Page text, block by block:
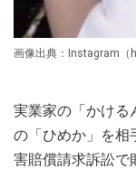
画像出典：Instagram（
実業家の「かける
の「ひめか」を相
害賠償請求訴訟で